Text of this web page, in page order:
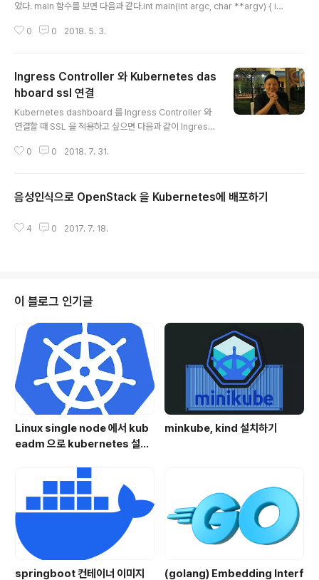
었다. main 함수를 보면 다음과 같다.int main(int argc, char **argv) { int
use.c %s\n", VERSION_STRING(VERSION)); return 0; } } if (getpid()
ess\n"..
0 0 2018. 5. 3.
Ingress Controller 와 Kubernetes das
hboard ssl 연결
Kubernetes dashboard 를 Ingress Controller 와
연결할 때 SSL 을 적용하고 싶으면 다음과 같이 Ingress
apiVersion: extensions/v1beta1 kind: Ingress m
ackends: "true" ingress.kubernetes.io/ssl-pass
etes-dashboard" kubernetes.io/ingress.allow-
0 0 2018. 7. 31.
음성인식으로 OpenStack 을 Kubernetes에 배포하기
4 0 2017. 7. 18.
이 블로그 인기글
Linux single node 에서 kub
eadm 으로 kubernetes 설치
minkube, kind 설치하기
springboot 컨테이너 이미지
(golang) Embedding Interf